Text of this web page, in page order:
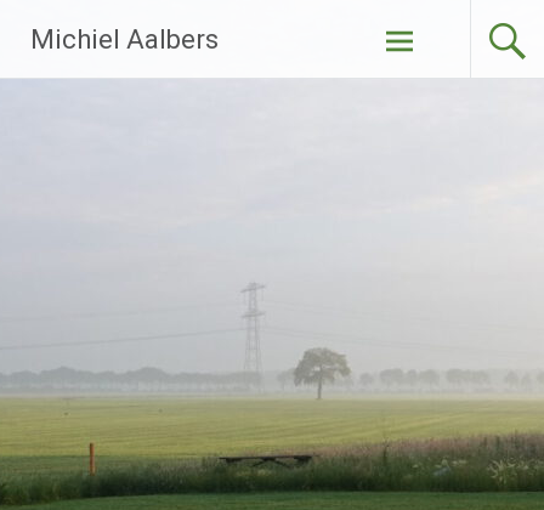
naar
de
Michiel Aalbers